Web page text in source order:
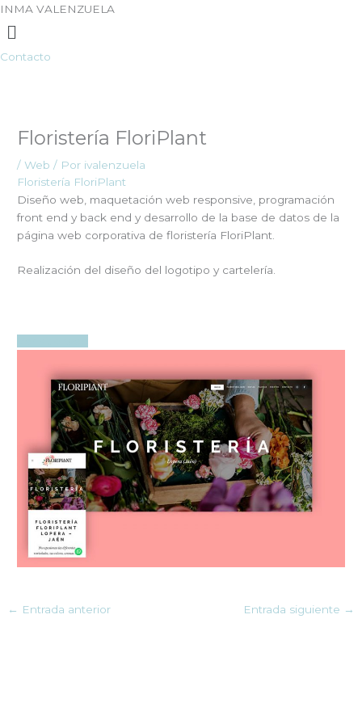
IrINMA VALENZUELA
Menú
Contacto
Floristería FloriPlant
/Web / Por ivalenzuela
Floristería FloriPlant
Diseño web, maquetación web responsive, programación
front end y back end y desarrollo de la base de datos de la
página web corporativa de floristería FloriPlant.
Realización del diseño del logotipo y cartelería.
← Entrada anterior Entrada siguiente →